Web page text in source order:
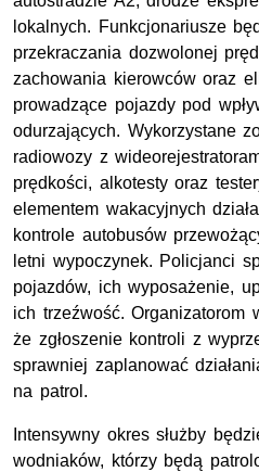
lokalnych. Funkcjonariusze
przekraczania dozwolonej
zachowania kierowców oraz
prowadzące pojazdy pod
odurzających. Wykorzystane
radiowozy z
prędkości, alkotesty oraz
elementem wakacyjnych
kontrole autobusów
letni wypoczynek. Policjanci
pojazdów, ich wyposażenie,
ich trzeźwość. Organizatorom
że zgłoszenie kontroli z
sprawniej zaplanować
na patrol.
Intensywny okres służby
wodniaków, którzy będą